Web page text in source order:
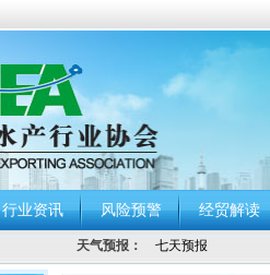
行业资讯 风险预警 经贸解读
天气预报：